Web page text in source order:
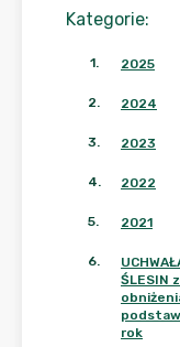
Kategorie:
1. 2025
2. 2024
3. 2023
4. 2022
5. 2021
6.
ŚLESIN
rok